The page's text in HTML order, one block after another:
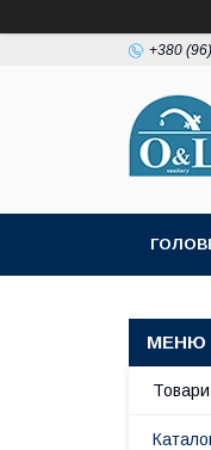
+380